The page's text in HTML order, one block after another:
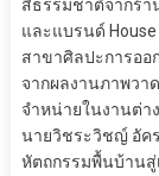
สีธรรมชาติจากร้า
และแบรนด์
สาขาศิลปะการออ
จากผลงานภาพวา
จำหน่ายในงานต่า
นายวิชระวิชญ์ อัค
หัตถกรรมพื้นบ้าน